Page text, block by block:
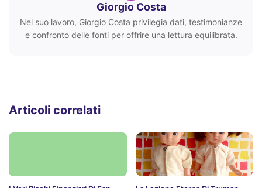
Giorgio Costa
Nel suo lavoro, Giorgio Costa privilegia dati, testimonianze
e confronto delle fonti per offrire una lettura equilibrata.
Articoli correlati